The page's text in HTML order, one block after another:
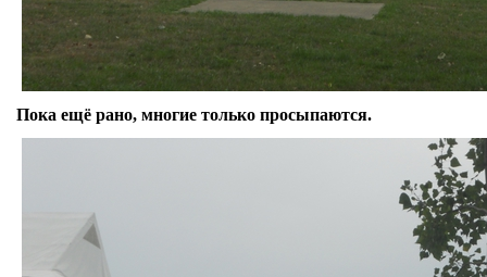
Пока ещё рано, многие только просыпаются.